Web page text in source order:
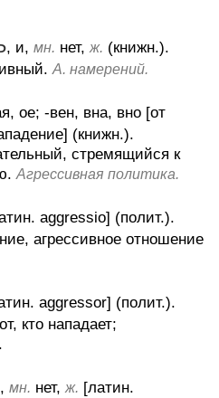
, и, мн. нет,ж. (книжн.).
А. намерений.
ое; -вен, вна, вно [от
(книжн.).
стремящийся к
Агрессивная политика.
aggressio] (полит.).
агрессивное отношение
aggressor] (полит.).
кто нападает;
мн. нет,ж. [латин.